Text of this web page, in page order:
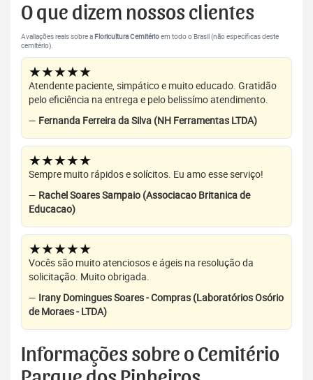
O que dizem nossos clientes
Avaliações reais sobre aFloricultura Cemitérioem todo o Brasil (não específicas deste
cemitério).
★★★★★
Atendente paciente, simpático e muito educado. Gratidão
pelo eficiência na entrega e pelo belissímo atendimento.
— Fernanda Ferreira da Silva (NH Ferramentas LTDA)
★★★★★
Sempre muito rápidos e solícitos. Eu amo esse serviço!
— Rachel Soares Sampaio (Associacao Britanica de
Educacao)
★★★★★
Vocês são muito atenciosos e ágeis na resolução da
solicitação. Muito obrigada.
— Irany Domingues Soares - Compras (Laboratórios Osório
de Moraes - LTDA)
Informações sobre o Cemitério